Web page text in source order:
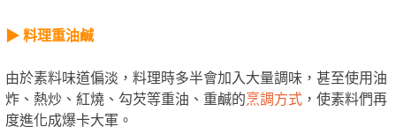
▶︎ 料理重油鹹
由於素料味道偏淡，料理時多半會加入大量調味，甚至使用油
炸、熱炒、紅燒、勾芡等重油、重鹹的烹調方式 ，使素料們再
度進化成爆卡大軍。